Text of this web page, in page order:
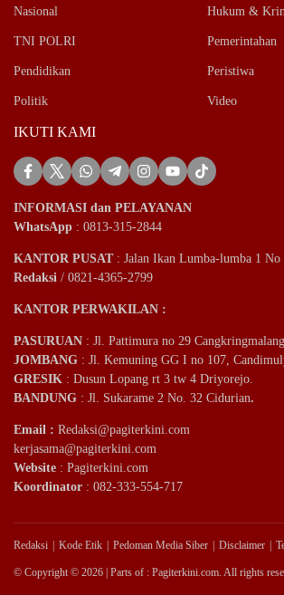
Nasional Hukum &
TNI POLRI Pemerintahan
Pendidikan Peristiwa
Politik Video
IKUTI KAMI
INFORMASI dan PELAYANAN
WhatsApp : 0813-315-2844
KANTOR PUSAT: Jalan Ikan Lumba-lumba 1 No
Redaksi / 0821-4365-2799
KANTOR PERWAKILAN :
PASURUAN : Jl. Pattimura no 29
JOMBANG : Jl. Kemuning GG I no 107,
GRESIK : Dusun Lopang rt 3 tw 4 Driyorejo.
BANDUNG : Jl. Sukarame 2 No. 32 Cidurian.
Email : Redaksi@pagiterkini.com
kerjasama@pagiterkini.com
Website : Pagiterkini.com
Koordinator : 082-333-554-717
Redaksi Kode Etik Pedoman Media Siber Disclaimer
© Copyright © 2026 | Parts of : Pagiterkini.com. All rights